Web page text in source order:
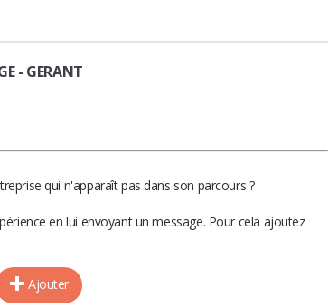
- GERANT
qui n'apparaît pas dans son parcours ?
en lui envoyant un message. Pour cela ajoutez
Ajouter